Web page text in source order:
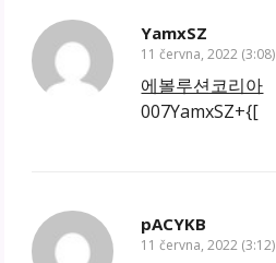
YamxSZ
11 června, 2022 (3:08)
에볼루션코리아
007YamxSZ+{[
pACYKB
11 června, 2022 (3:12)